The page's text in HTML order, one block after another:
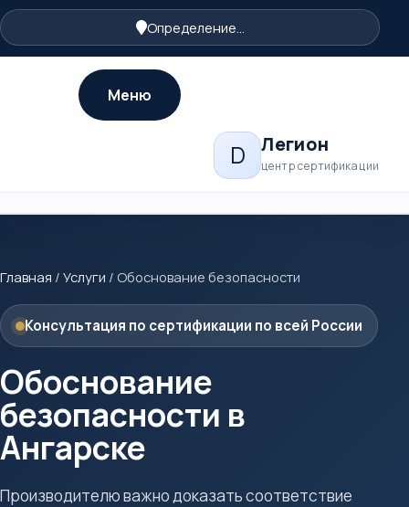
Определение...
D Легион
центр сертификации
Меню
Главная / Услуги / Обоснование безопасности
Консультация по сертификации по всей России
Обоснование
безопасности в
Ангарске
Производителю важно доказать соответствие